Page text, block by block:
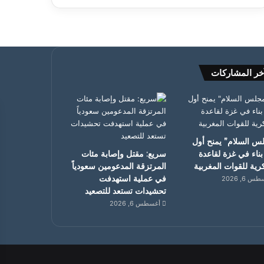
المشاركات
السلام” يمنح أول
في غزة لقاعدة
للقوات المغربية
6, 2026
سريع: مقتل وإصابة مئات
المرتزقة المدعومين سعودياً
في عملية استهدفت
تحشيدات تستعد للتصعيد
أغسطس 6, 2026